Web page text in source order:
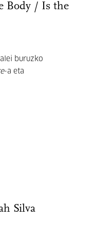
Body / Is the
buruzko
-a eta
Silva